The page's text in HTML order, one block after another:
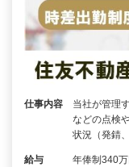
仕事内容
当社が管理
などの点検
状況（発錆
給与 年俸制340